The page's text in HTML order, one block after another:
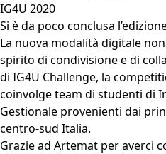
IG4U 2020
Si è da poco conclusa
La nuova modalità digitale
spirito di condivisione e di
di IG4U Challenge, la
coinvolge team di studenti di
Gestionale provenienti dai
centro-sud Italia.
Grazie ad Artemat per averci